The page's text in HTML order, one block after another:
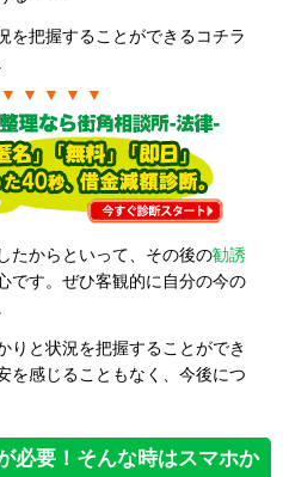
を把握することができるコチラ
▼ ▼ ▼ ▼
たからといって、その後の勧誘
です。ぜひ客観的に自分の今の
りと状況を把握することができ
を感じることもなく、今後につ
必要！そんな時はスマホか